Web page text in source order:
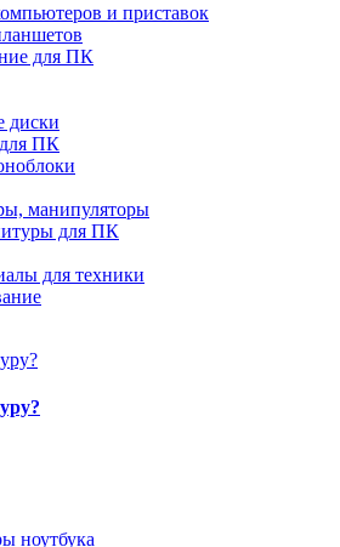
и приставок
для ПК
диски
ПК
манипуляторы
для ПК
для техники
ноутбука